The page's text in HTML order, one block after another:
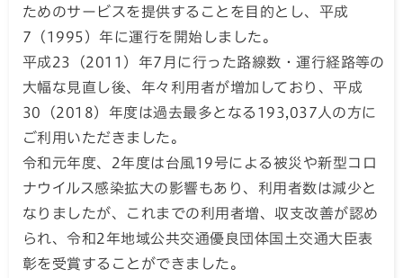
ためのサービスを提供することを目的とし、平成
7（1995）年に運行を開始しました。
平成23（2011）年7月に行った路線数・運行経路等の
大幅な見直し後、年々利用者が増加しており、平成
30（2018）年度は過去最多となる193,037人の方に
ご利用いただきました。
令和元年度、2年度は台風19号による被災や新型コロ
ナウイルス感染拡大の影響もあり、利用者数は減少と
なりましたが、これまでの利用者増、収支改善が認め
られ、令和2年地域公共交通優良団体国土交通大臣表
彰を受賞することができました。